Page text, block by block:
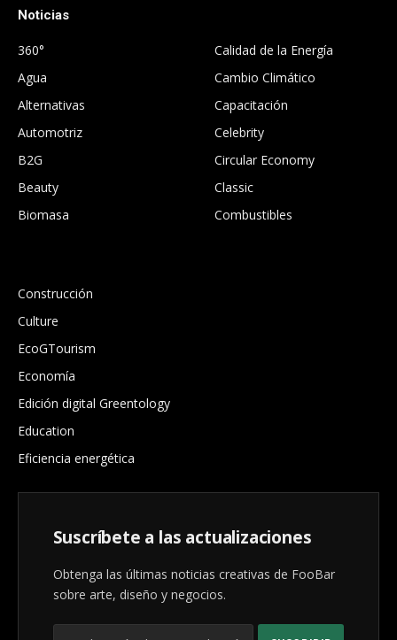
Noticias
360°
Agua
Alternativas
Automotriz
B2G
Beauty
Biomasa
Calidad de la Energía
Cambio Climático
Capacitación
Celebrity
Circular Economy
Classic
Combustibles
Construcción
Culture
EcoGTourism
Economía
Edición digital Greentology
Education
Eficiencia energética
Suscríbete a las actualizaciones
Obtenga las últimas noticias creativas de FooBar
sobre arte, diseño y negocios.